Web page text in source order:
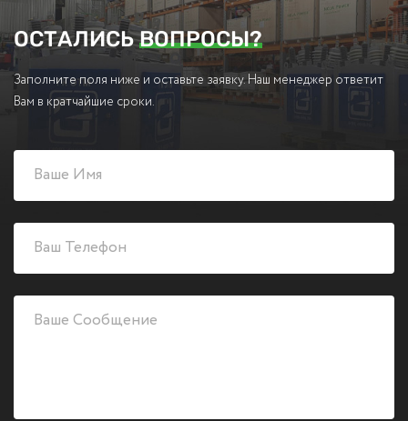
ОСТАЛИСЬВОПРОСЫ?
Заполните поля ниже и оставьте заявку. Наш менеджер ответит
Вам в кратчайшие сроки.